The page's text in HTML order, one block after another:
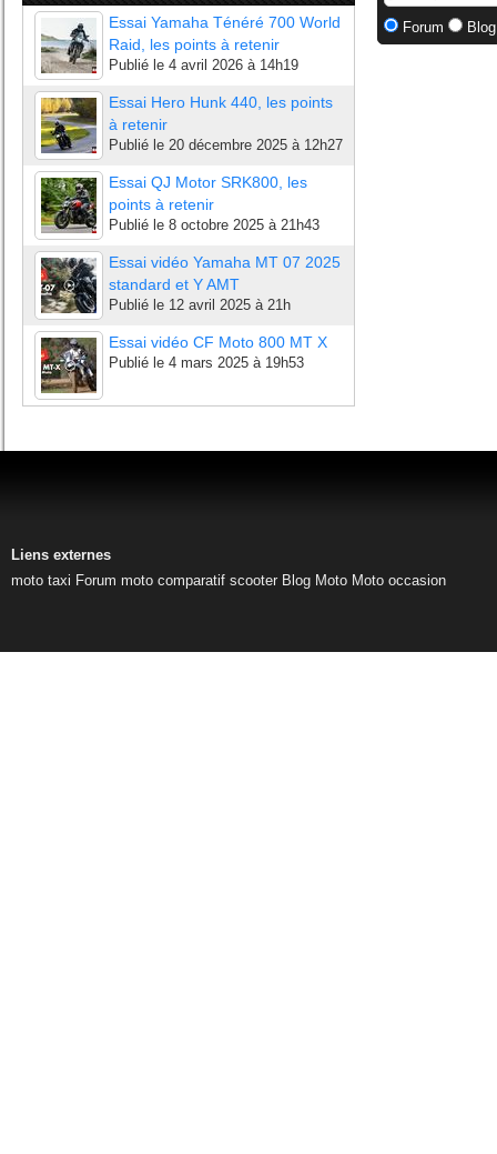
Essai Yamaha Ténéré 700 World
Raid, les points à retenir
Publié le 4 avril 2026 à 14h19
Essai Hero Hunk 440, les points
à retenir
Publié le 20 décembre 2025 à 12h27
Essai QJ Motor SRK800, les
points à retenir
Publié le 8 octobre 2025 à 21h43
Essai vidéo Yamaha MT 07 2025
standard et Y AMT
Publié le 12 avril 2025 à 21h
Essai vidéo CF Moto 800 MT X
Publié le 4 mars 2025 à 19h53
Forum
Liens externes
moto taxi Forum moto comparatif scooter Blog Moto Moto occasion